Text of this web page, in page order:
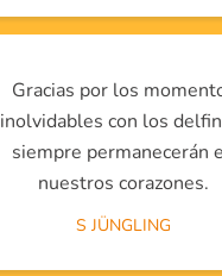
Gracias por los
inolvidables con los
siempre permanecerán
nuestros corazones.
S JÜNGLING